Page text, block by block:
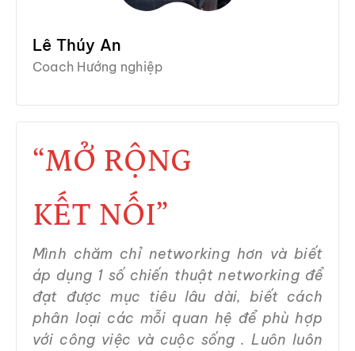
Lê Thúy An
Coach Hướng nghiệp
“MỞ RỘNG
KẾT NỐI”
Mình chăm chỉ networking hơn và biết
áp dụng 1 số chiến thuật networking để
đạt được mục tiêu lâu dài, biết cách
phân loại các mỗi quan hệ để phù hợp
với công việc và cuộc sống . Luôn luôn